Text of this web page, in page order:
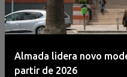
Almada lidera novo
partir de 2026